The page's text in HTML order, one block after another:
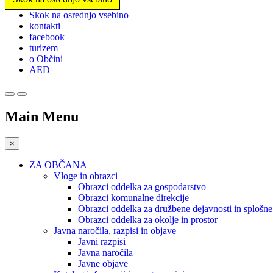
Prosimo,
upoštevajte:
spletno
mesto
vključuje
sistem
Pritisnite
F11,
prilagodite
spletno
slabovidnim,
Skok na osrednjo vsebino
kontakti
facebook
turizem
o Občini
AED
Main Menu
×
ZA OBČANA
Vloge in obrazci
Obrazci oddelka za gospodarstvo
Obrazci komunalne direkcije
Obrazci oddelka za družbene dejavnosti in
Obrazci oddelka za okolje in prostor
Javna naročila, razpisi in objave
Javni razpisi
Javna naročila
Javne objave